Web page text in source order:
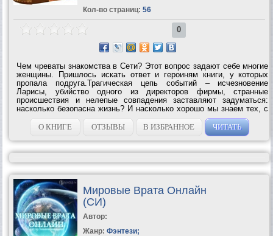
Кол-во страниц: 56
0
Чем чреваты знакомства в Сети? Этот вопрос задают себе многие
женщины. Пришлось искать ответ и героиням книги, у которых
пропала подруга.Трагическая цепь событий – исчезновение
Ларисы, убийство одного из директоров фирмы, странные
происшествия и нелепые совпадения заставляют задуматься:
насколько безопасна жизнь? И насколько хорошо мы знаем тех, с
кем проводим все рабочее время на сжатом пространстве
обычного офиса? Жизнь резко...
О КНИГЕ ОТЗЫВЫ В ИЗБРАННОЕ ЧИТАТЬ
Мировые Врата Онлайн
(СИ)
Автор:
Жанр: Фэнтези;